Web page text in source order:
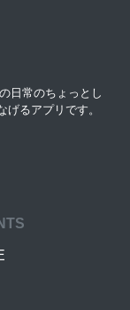
日常のちょっとし
るアプリです。